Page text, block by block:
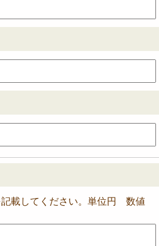
載してください。単位円 数値